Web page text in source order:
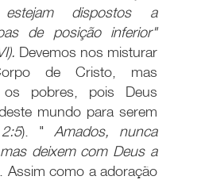
dispostos a
de posição inferior"
Devemos nos misturar
de Cristo, mas
os pobres, pois Deus
mundo para serem
). "Amados, nunca
deixem com Deus a
Assim como a adoração